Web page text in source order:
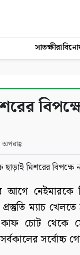
সাতক্ষীরা
আগে নেইমারকে
ম্যাচ
চোট থেকে
সর্বোচ্চ